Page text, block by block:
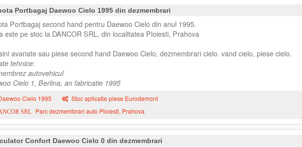
Portbagaj Daewoo Cielo 1995 din dezmembrari
Portbagaj second hand pentru Daewoo Cielo din anul 1995.
este pe stoc la DANCOR SRL, din localitatea Ploiesti, Prahova
avariate sau piese second hand Daewoo Cielo, dezmembrari cielo. vand cielo, piese cielo.
tehnice:
autovehicul
Cielo 1, Berlina, an fabricatie 1995
Cielo 1995 Stoc aplicatie piese Eurodemont
SRL Parc dezmembrari auto Ploiesti, Prahova
Confort Daewoo Cielo 0 din dezmembrari